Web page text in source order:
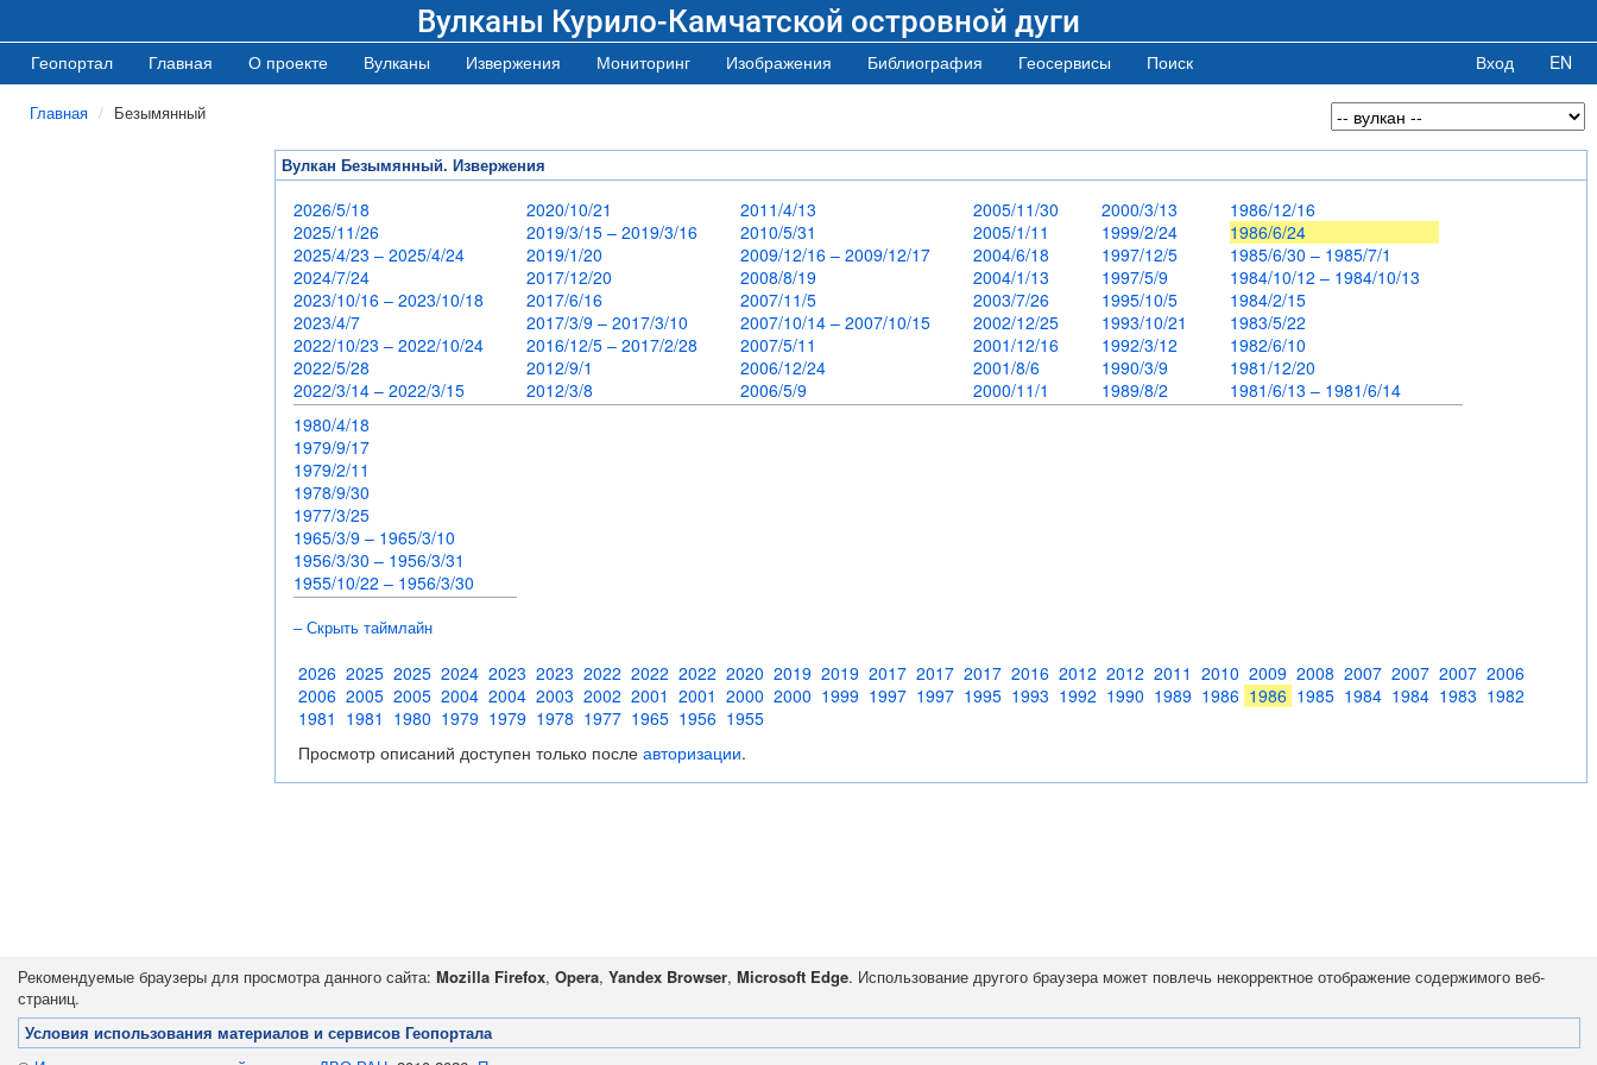
Вулканы Курило-Камчатской островной дуги
Геопортал Главная О проекте Вулканы Извержения Мониторинг Изображения Библиография Геосервисы Поиск Вход EN
Главная Безымянный
Вулкан Безымянный. Извержения
2026/5/18
2025/11/26
2025/4/23 – 2025/4/24
2024/7/24
2023/10/16 – 2023/10/18
2023/4/7
2022/10/23 – 2022/10/24
2022/5/28
2022/3/14 – 2022/3/15
2020/10/21
2019/3/15 – 2019/3/16
2019/1/20
2017/12/20
2017/6/16
2017/3/9 – 2017/3/10
2016/12/5 – 2017/2/28
2012/9/1
2012/3/8
2011/4/13
2010/5/31
2009/12/16 – 2009/12/17
2008/8/19
2007/11/5
2007/10/14 – 2007/10/15
2007/5/11
2006/12/24
2006/5/9
2005/11/30
2005/1/11
2004/6/18
2004/1/13
2003/7/26
2002/12/25
2001/12/16
2001/8/6
2000/11/1
2000/3/13
1999/2/24
1997/12/5
1997/5/9
1995/10/5
1993/10/21
1992/3/12
1990/3/9
1989/8/2
1986/12/16
1986/6/24
1985/6/30 – 1985/7/1
1984/10/12 – 1984/10/13
1984/2/15
1983/5/22
1982/6/10
1981/12/20
1981/6/13 – 1981/6/14
1980/4/18
1979/9/17
1979/2/11
1978/9/30
1977/3/25
1965/3/9 – 1965/3/10
1956/3/30 – 1956/3/31
1955/10/22 – 1956/3/30
– Скрыть таймлайн
2026 2025 2025 2024 2023 2023 2022 2022 2022 2020 2019 2019 2017 2017 2017 2016 2012 2012 2011 2010 2009 2008 2007 2007 2007 2006
2006 2005 2005 2004 2004 2003 2002 2001 2001 2000 2000 1999 1997 1997 1995 1993 1992 1990 1989 1986 1986 1985 1984 1984 1983 1982
1981 1981 1980 1979 1979 1978 1977 1965 1956 1955
Просмотр описаний доступен только после авторизации.
Рекомендуемые браузеры для просмотра данного сайта: Mozilla Firefox, Opera, Yandex Browser, Microsoft Edge. Использование другого браузера может повлечь некорректное отображение содержимого веб-
страниц.
Условия использования материалов и сервисов Геопортала